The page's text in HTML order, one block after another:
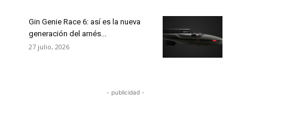
Gin Genie Race 6: así es la nueva
generación del arnés...
27 julio, 2026
- publicidad -